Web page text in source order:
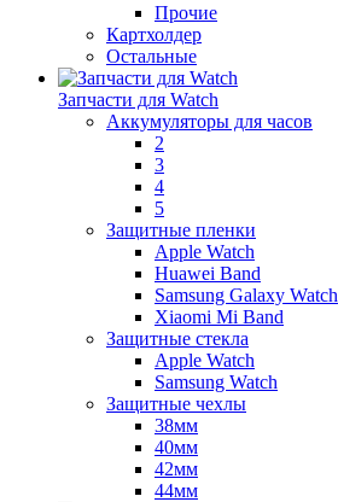
Прочие
Картхолдер
Остальные
Запчасти для Watch
Аккумуляторы для часов
2
3
4
5
Защитные пленки
Apple Watch
Huawei Band
Samsung Galaxy Watch
Xiaomi Mi Band
Защитные стекла
Apple Watch
Samsung Watch
Защитные чехлы
38мм
40мм
42мм
44мм